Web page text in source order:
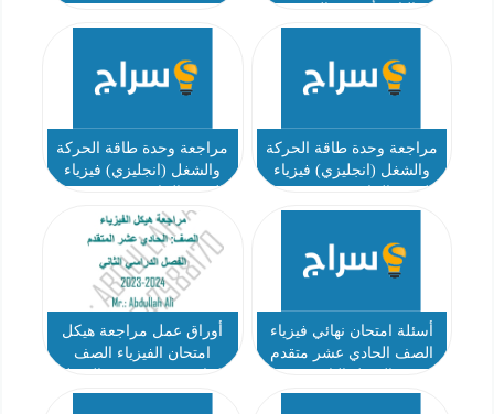
مراجعة وحدة طاقة الحركة
والشغل (انجليزي) فيزياء
الفصل الثاني
مراجعة وحدة طاقة الحركة
والشغل (انجليزي) فيزياء
الفصل الثاني أ أدهم زوين
أسئلة امتحان نهائي فيزياء
الصف الحادي عشر متقدم
أوراق عمل مراجعة هيكل
امتحان الفيزياء الصف
الثاني 2023-2024